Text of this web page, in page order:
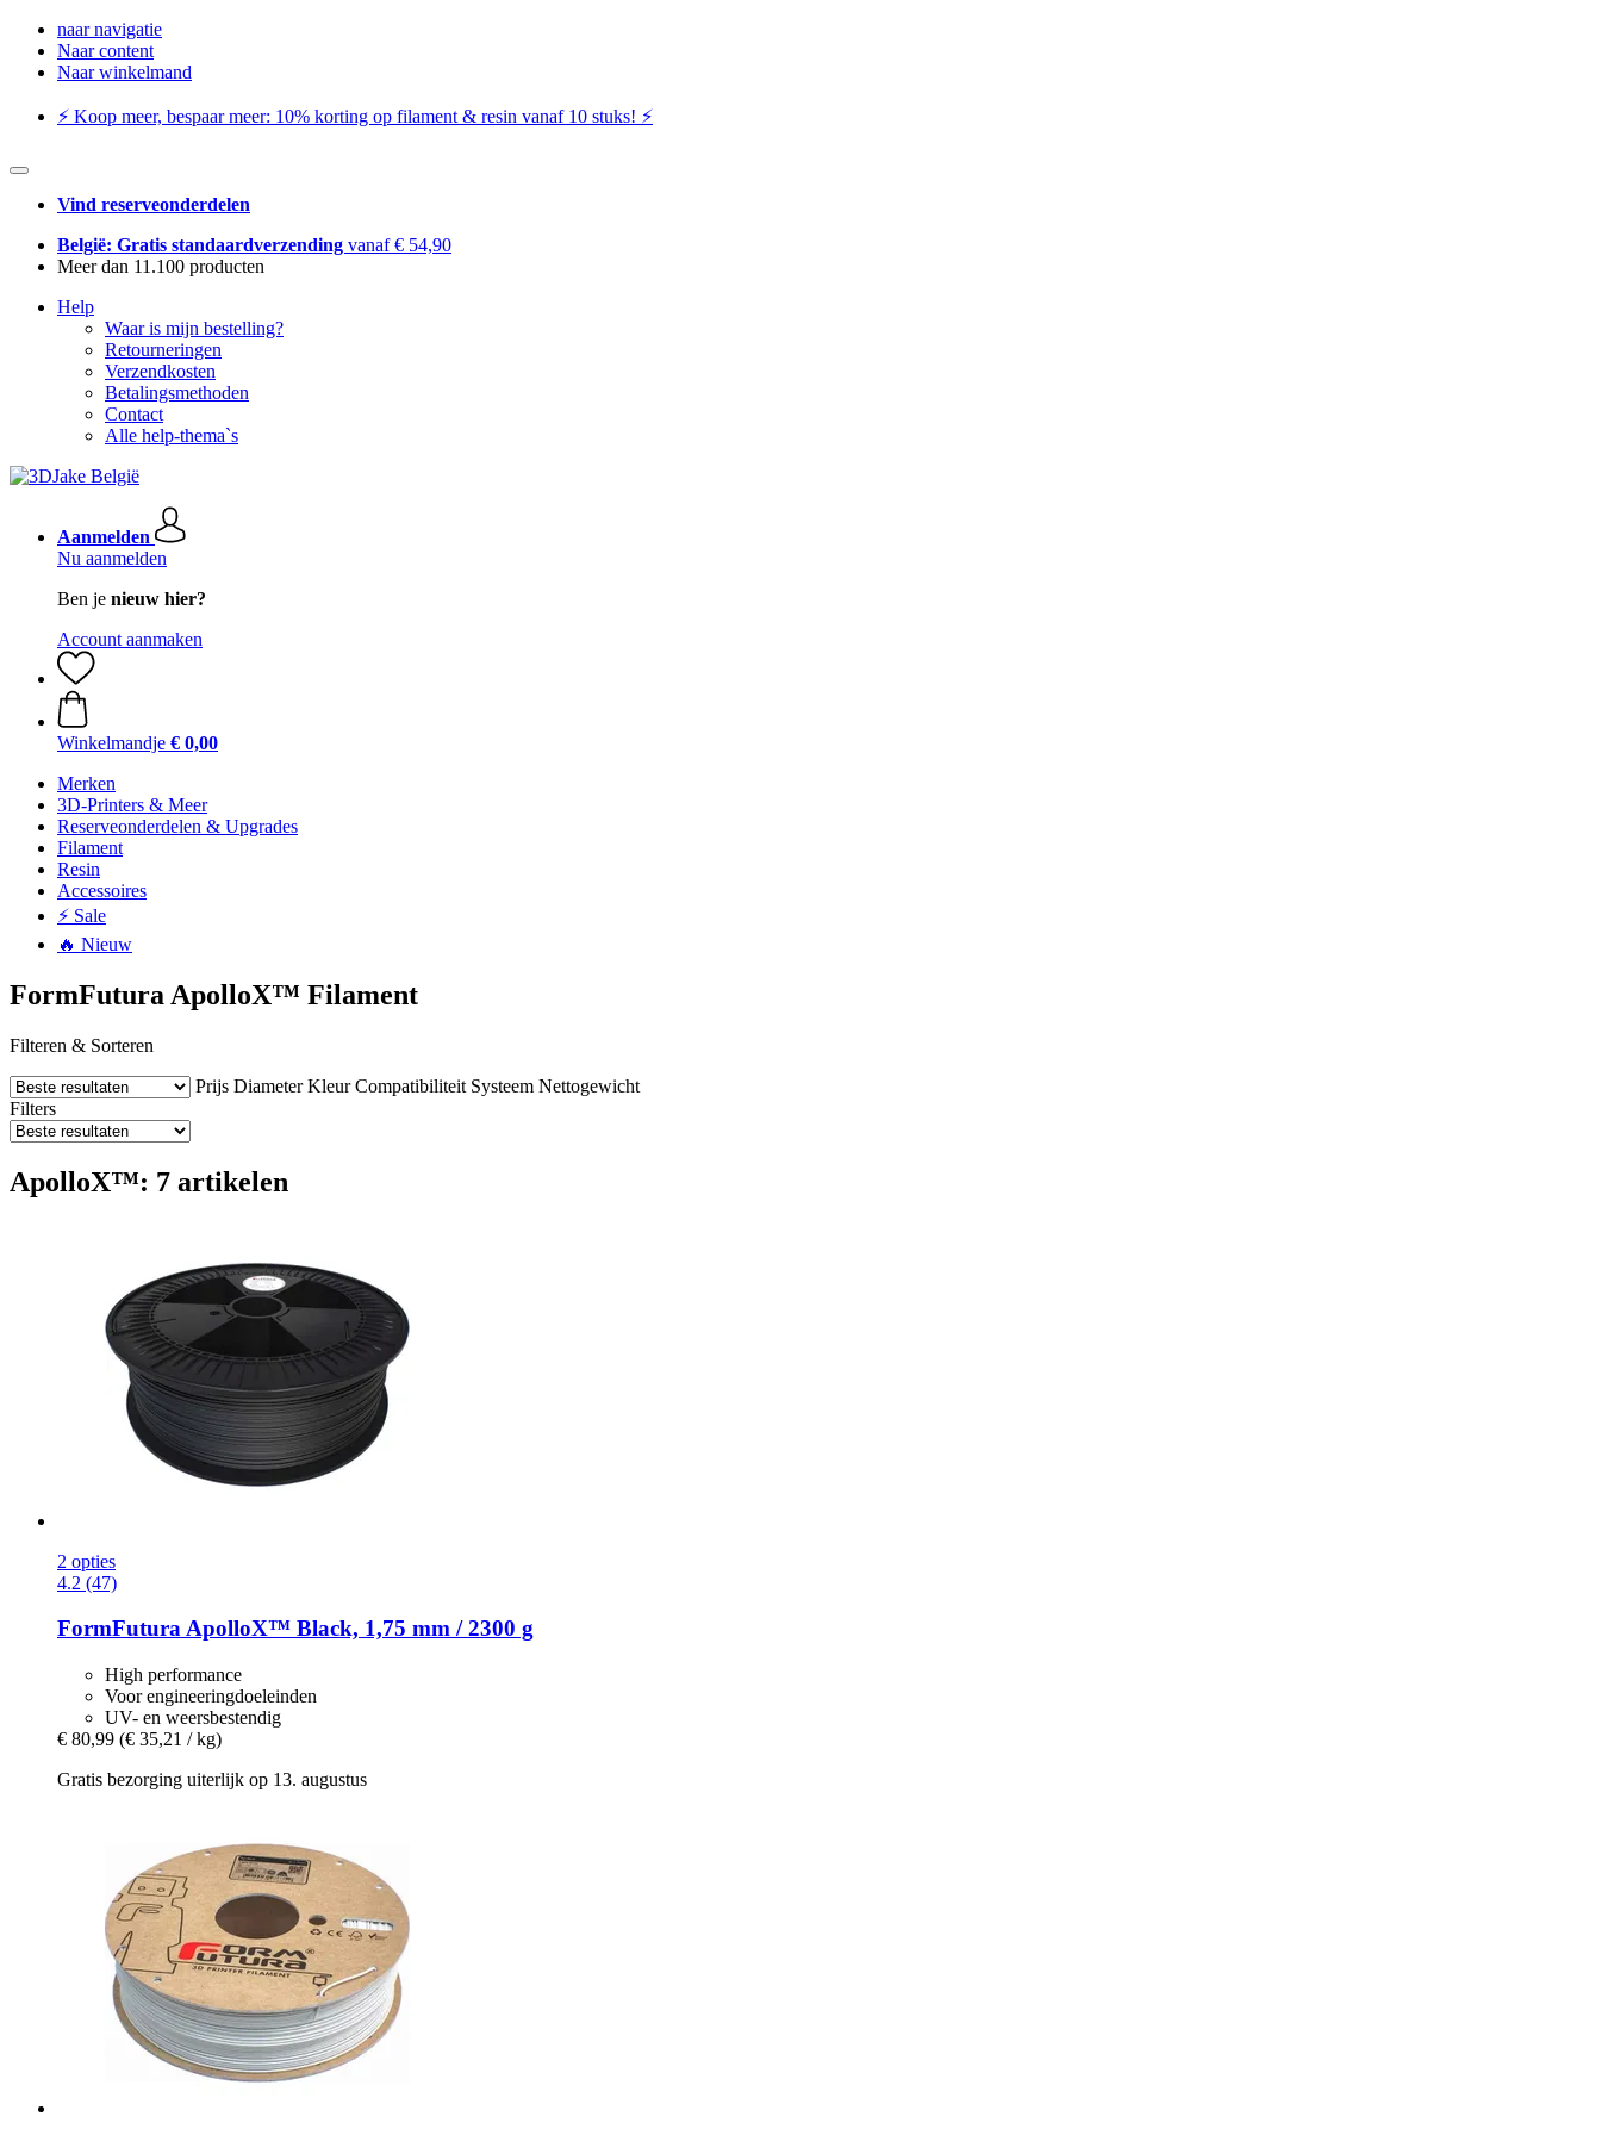
naar navigatie
Naar content
Naar winkelmand
⚡️ Koop meer, bespaar meer: ​​10% korting op filament & resin vanaf 10 stuks! ⚡️
Vind reserveonderdelen
België: Gratis standaardverzending vanaf € 54,90
Meer dan 11.100 producten
Help
Waar is mijn bestelling?
Retourneringen
Verzendkosten
Betalingsmethoden
Contact
Alle help-thema`s
Aanmelden
Nu aanmelden
Ben je nieuw hier?
Account aanmaken
Winkelmandje € 0,00
Merken
3D-Printers & Meer
Reserveonderdelen & Upgrades
Filament
Resin
Accessoires
⚡ Sale
🔥 Nieuw
FormFutura ApolloX™ Filament
Filteren & Sorteren
Prijs Diameter Kleur Compatibiliteit Systeem Nettogewicht
Filters
ApolloX™: 7 artikelen
2 opties
4.2 (47)
FormFuturaApolloX™ Black, 1,75 mm / 2300 g
High performance
Voor engineeringdoeleinden
UV- en weersbestendig
€ 80,99 (€ 35,21 / kg)
Gratis bezorging uiterlijk op 13. augustus